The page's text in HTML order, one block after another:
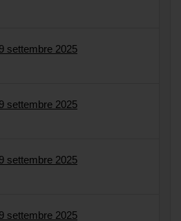
settembre 2025
settembre 2025
settembre 2025
settembre 2025